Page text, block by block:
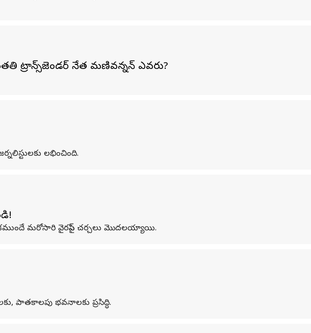
ట్రాన్స్‌జెండర్ నేత మణివన్నన్‌ ఎవరు?
లభించింది.
మరోసారి వైరస్‌పై చర్చలు మొదలయ్యాయి.
పాతకాలపు భవనాలకు ప్రసిద్ధి.